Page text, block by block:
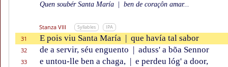
Quen soubér Santa María ben de coraçôn amar...
Stanza VIII Syllables IPA
31 E pois viu Santa María | que havía tal sabor
32 de a servir, séu enguento | aduss' a bõa Sennor
33 e untou-lle ben a chaga, | e perdeu lóg' a door,